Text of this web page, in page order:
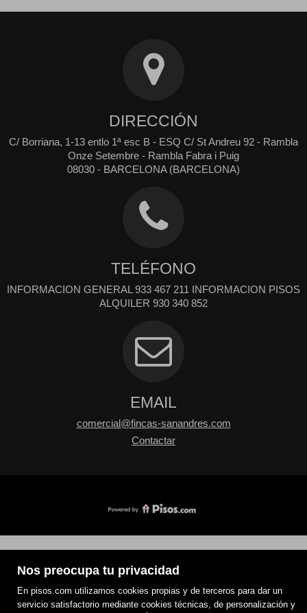
Nos preocupa tu privacidad
En pisos.com utilizamos cookies propias y de terceros para dar un
servicio satisfactorio mediante cookies técnicas, de personalización y
DIRECCIÓN
C/ Borriana, 1-13 entlo 1ª esc B - ESQ C/ St Andreu 92 - Rambla
Onze Setembre - Rambla Fabra i Puig
08030 - BARCELONA (BARCELONA)
TELÉFONO
INFORMACION GENERAL 933 467 211 INFORMACION PISOS
ALQUILER 930 340 852
EMAIL
comercial@fincas-sanandres.com
Contactar